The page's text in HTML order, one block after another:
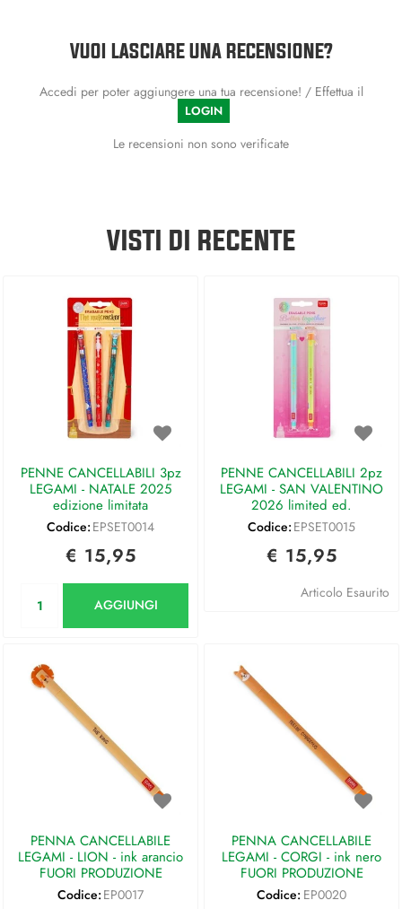
VUOI LASCIARE UNA RECENSIONE?
Accedi per poter aggiungere una tua recensione! / Effettua il
LOGIN
Le recensioni non sono verificate
VISTI DI RECENTE
PENNE CANCELLABILI 3pz
LEGAMI - NATALE 2025
edizione limitata
Codice: EPSET0014
€ 15,95
AGGIUNGI
PENNE CANCELLABILI 2pz
LEGAMI - SAN VALENTINO
2026 limited ed.
Codice: EPSET0015
€ 15,95
Articolo Esaurito
PENNA CANCELLABILE
LEGAMI - LION - ink arancio
FUORI PRODUZIONE
Codice: EP0017
PENNA CANCELLABILE
LEGAMI - CORGI - ink nero
FUORI PRODUZIONE
Codice: EP0020